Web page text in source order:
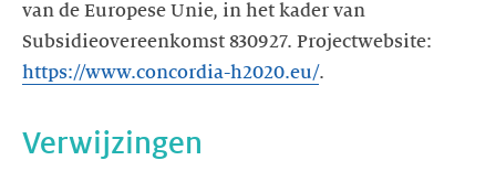
van de Europese Unie, in het kader van
Subsidieovereenkomst 830927. Projectwebsite:
https://www.concordia-h2020.eu/.
Verwijzingen